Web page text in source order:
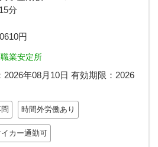
分
円
業安定所
2026年08月10日 有効期限： 2026
時間外労働あり
イカー通勤可